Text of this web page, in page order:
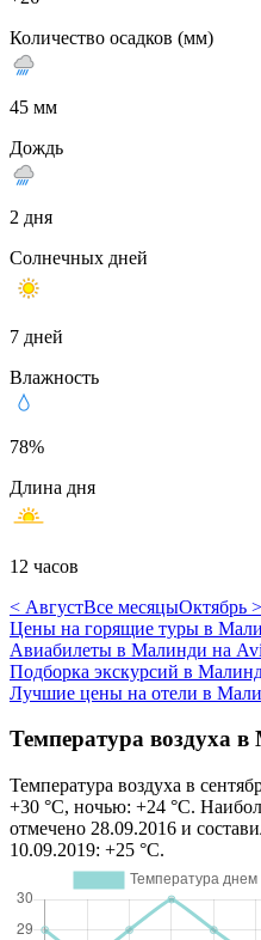
Количество осадков (мм)
45 мм
Дождь
2 дня
Солнечных дней
7 дней
Влажность
78%
Длина дня
12 часов
< АвгустВсе месяцыОктябрь >
Цены на горящие туры в
Авиабилеты в Малинди на
Подборка экскурсий в
Лучшие цены на отели в
Температура воздуха
Температура воздуха в
+30 °C, ночью: +24 °C.
отмечено 28.09.2016 и
10.09.2019: +25 °C.